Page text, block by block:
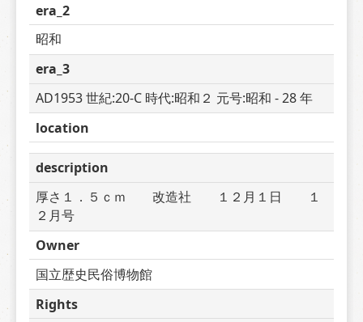
era_2
昭和
era_3
AD1953 世紀:20-C 時代:昭和２ 元号:昭和 - 28 年
location
description
厚さ１．５ｃｍ　　改造社　　１２月１日　　１
２月号
Owner
国立歴史民俗博物館
Rights